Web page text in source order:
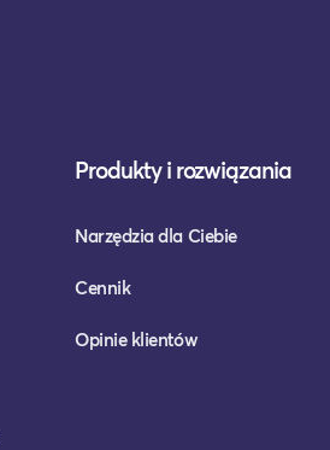
Produkty i rozwiązania
Narzędzia dla Ciebie
Cennik
Opinie klientów